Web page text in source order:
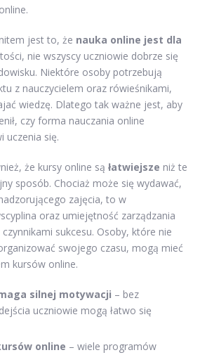
jest to, że nauka online jest dla
nie wszyscy uczniowie dobrze się
Niektóre osoby potrzebują
z nauczycielem oraz rówieśnikami,
wiedzę. Dlatego tak ważne jest, aby
czy forma nauczania online
uczenia się.
że kursy online są łatwiejsze niż te
sposób. Chociaż może się wydawać,
zajęcia, to w
oraz umiejętność zarządzania
sukcesu. Osoby, które nie
swojego czasu, mogą mieć
kursów online.
silnej motywacji – bez
uczniowie mogą łatwo się
online – wiele programów